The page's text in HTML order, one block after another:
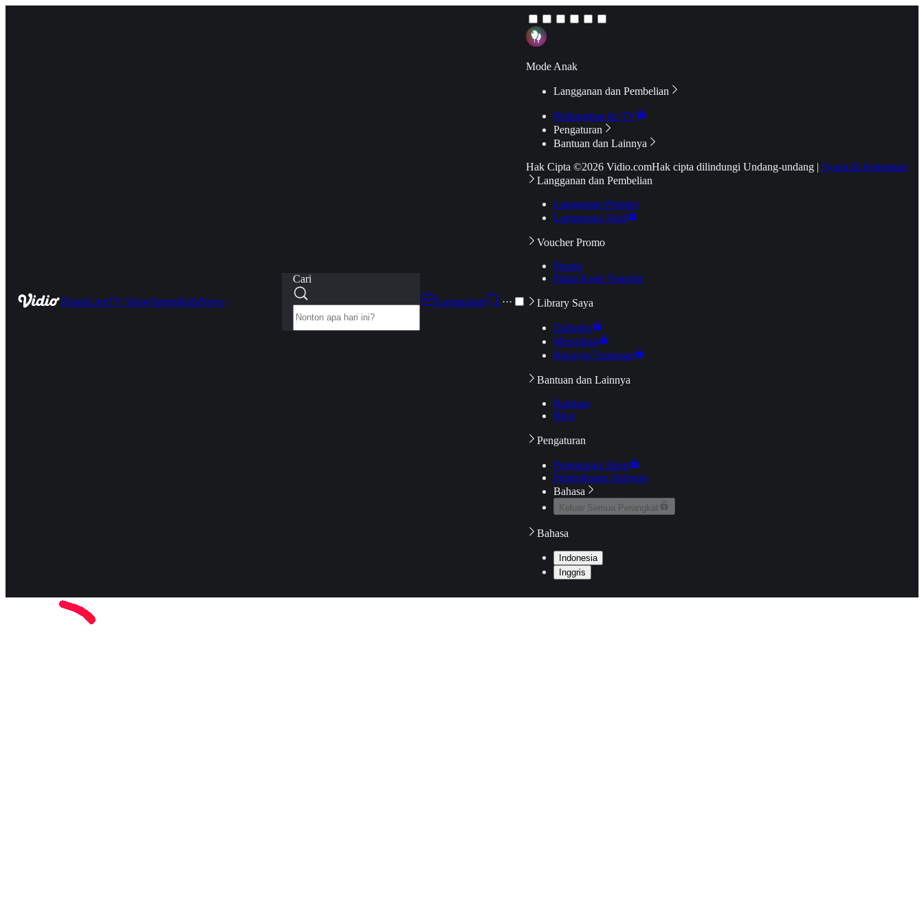
HomeLiveTV ShowSportsKidsNews
Cari
Langganan
···
Mode Anak
Langganan dan Pembelian
Hubungkan ke TV
Pengaturan
Bantuan dan Lainnya
Hak Cipta ©2026 Vidio.comHak cipta dilindungi Undang-undang | Syarat & Ketentuan
Langganan dan Pembelian
Langganan Premier
Langganan Aktif
Voucher Promo
Promo
Pakai Kode Voucher
Library Saya
Daftarku
Mengikuti
Riwayat Tontonan
Bantuan dan Lainnya
Bantuan
Blog
Pengaturan
Pengaturan Akun
Pemeriksaan Jaringan
Bahasa
Keluar Semua Perangkat
Bahasa
Indonesia
Inggris